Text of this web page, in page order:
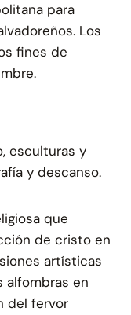
para
Los
fines de
esculturas y
y descanso.
que
de cristo en
artísticas
alfombras en
del fervor